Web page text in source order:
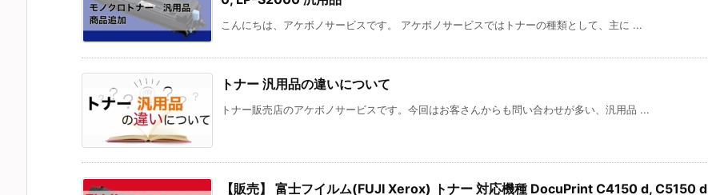
こんにちは、アケボノサービスです。 アケボノサービスではトナーの種類として、主に ...
トナー 汎用品の違いについて
トナー販売店のアケボノサービスです。今回はお客さんからも問い合わせが多い、汎用品 ...
【販売】 富士フイルム(FUJI Xerox) トナー 対応機種 DocuPrint C4150 d, C5150 d